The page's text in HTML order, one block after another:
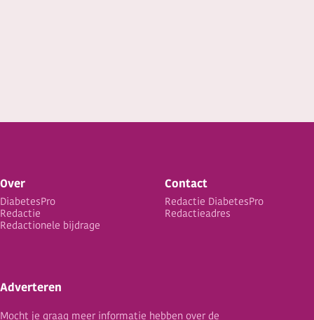
Over
DiabetesPro
Redactie
Redactionele bijdrage
Adverteren
Mocht je graag meer informatie hebben over de
Contact
Redactie DiabetesPro
Redactieadres